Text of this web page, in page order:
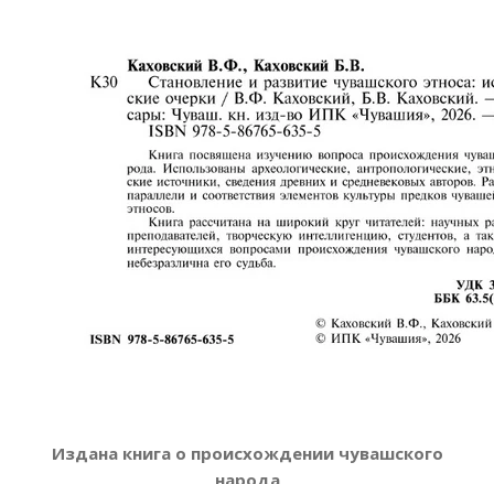
Издана книга о происхождении чувашского